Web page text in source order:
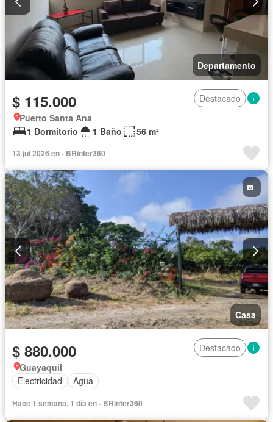
Departamento
$ 115.000
Destacado
Puerto Santa Ana
1 Dormitorio
1 Baño 56 m²
13 jul 2026 en - BRinter360
Casa
$ 880.000
Destacado
Guayaquil
Electricidad
Agua
Hace 1 semana, 1 día en - BRinter360